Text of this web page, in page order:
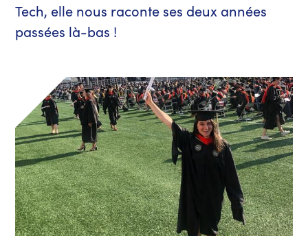
Tech, elle nous raconte ses deux années
passées là-bas !